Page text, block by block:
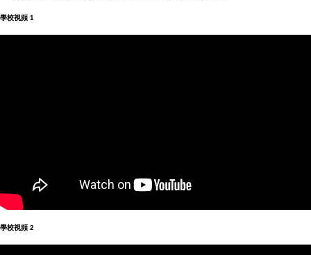
學校視頻 1
學校視頻 2